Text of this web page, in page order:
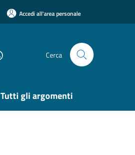
Accedi all'area personale
Cerca
Tutti gli argomenti